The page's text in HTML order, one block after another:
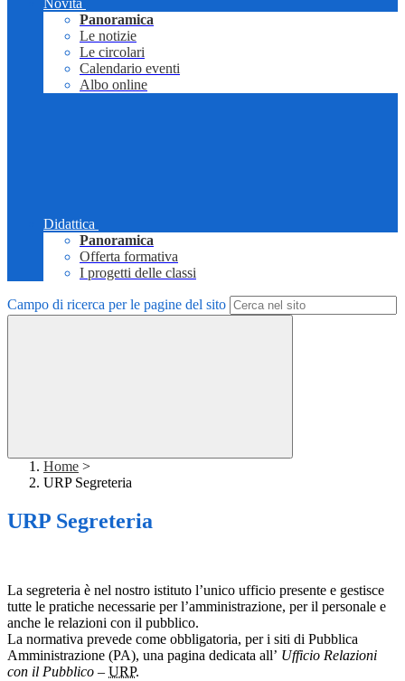
Novità
Panoramica
Le notizie
Le circolari
Calendario eventi
Albo online
Didattica
Panoramica
Offerta formativa
I progetti delle classi
Campo di ricerca per le pagine del sito
Home >
URP Segreteria
URP Segreteria
La segreteria è nel nostro istituto l’unico ufficio presente e gestisce
tutte le pratiche necessarie per l’amministrazione, per il personale e
anche le relazioni con il pubblico.
La normativa prevede come obbligatoria, per i siti di Pubblica
Amministrazione (PA), una pagina dedicata all’ Ufficio Relazioni
con il Pubblico – URP.